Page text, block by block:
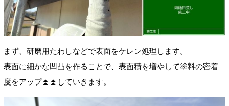
まず、研磨用たわしなどで表面をケレン処理します。
表面に細かな凹凸を作ることで、表面積を増やして塗料の密着
度をアップ⏫⏫していきます。